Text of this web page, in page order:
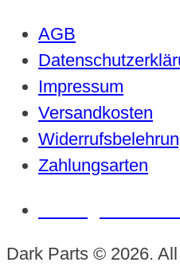
AGB
Impressum
Versandkosten
Zahlungsarten
Dark Parts © 2026.